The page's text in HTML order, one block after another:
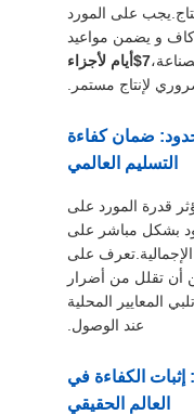
على المورد
و يضمن مواعيد
7$
أيام لأجزاء
لإنتاج مستمر.
ضمان كفاءة
التسليم العالمي
قدرة المورد على
بشكل مباشر على
الإجمالية.تعرف على
أن تقلل من أضرار
المعايير المحلية
عند الوصول.
الكفاءة في
العالم الحقيقي